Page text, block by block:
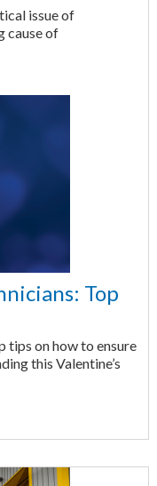
issue of
cause of
Top
tips on how to ensure
this Valentine’s